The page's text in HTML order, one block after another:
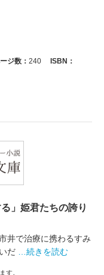
ジ数： 240
ISBN：
」姫君たちの誇り
井で治療に携わるすみ
だ
…続きを読む
す。